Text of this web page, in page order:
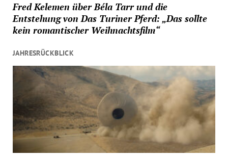
Fred Kelemen über Béla Tarr und die
Entstehung von Das Turiner Pferd: „Das sollte
kein romantischer Weihnachtsfilm“
JAHRESRÜCKBLICK